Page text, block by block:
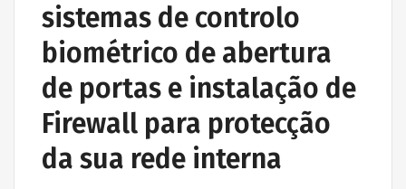
sistemas de controlo
biométrico de abertura
de portas e instalação de
Firewall para protecção
da sua rede interna